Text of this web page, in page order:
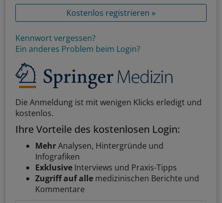
Kostenlos registrieren »
Kennwort vergessen?
Ein anderes Problem beim Login?
Die Anmeldung ist mit wenigen Klicks erledigt und
kostenlos.
Ihre Vorteile des kostenlosen Login:
MehrAnalysen, Hintergründe und
Infografiken
Exklusive Interviews und Praxis-Tipps
Zugriff auf alle medizinischen Berichte und
Kommentare